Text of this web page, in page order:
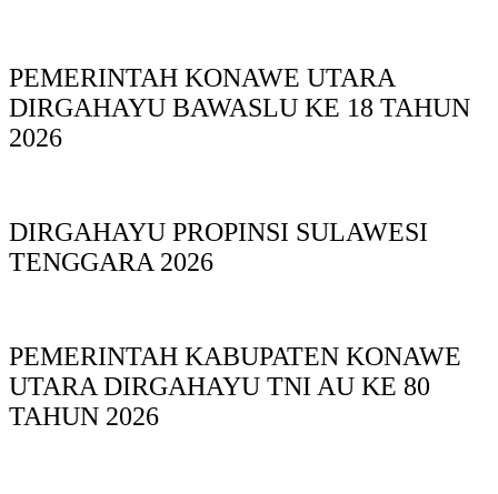
PEMERINTAH KONAWE UTARA
DIRGAHAYU BAWASLU KE 18 TAHUN
2026
DIRGAHAYU PROPINSI SULAWESI
TENGGARA 2026
PEMERINTAH KABUPATEN KONAWE
UTARA DIRGAHAYU TNI AU KE 80
TAHUN 2026